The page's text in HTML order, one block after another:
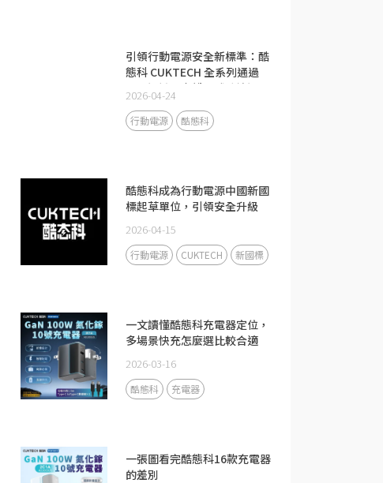
引領行動電源安全新標準：酷
態科 CUKTECH 全系列通過
CCC 認證，守護全球跨境通關
安全
2026-04-24
行動電源 酷態科
酷態科成為行動電源中國新國
標起草單位，引領安全升級
2026-04-15
行動電源 CUKTECH 新國標
一文讀懂酷態科充電器定位，
多場景快充怎麼選比較合適
2026-03-16
酷態科 充電器
一張圖看完酷態科16款充電器
的差別